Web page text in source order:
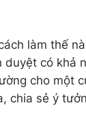
làm thế
có khả
cho một
chia sẻ ý